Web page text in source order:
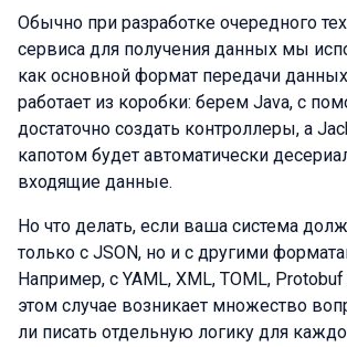
Обычно при разработке очередного
сервиса для получения данных мы
как основной формат передачи
работает из коробки: берем Java, с
достаточно создать контроллеры, а
капотом будет автоматически
входящие данные.
Но что делать, если ваша система
только с JSON, но и с другими
Например, с YAML, XML, TOML, Protobuf
этом случае возникает множество
ли писать отдельную логику для